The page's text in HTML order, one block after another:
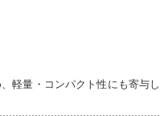
軽量・コンパクト性にも寄与し